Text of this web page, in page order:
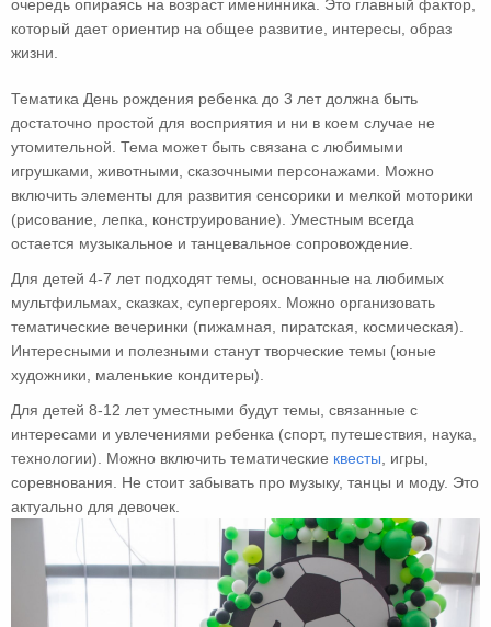
очередь опираясь на возраст именинника. Это главный фактор,
который дает ориентир на общее развитие, интересы, образ
жизни.
Тематика День рождения ребенка до 3 лет должна быть
достаточно простой для восприятия и ни в коем случае не
утомительной. Тема может быть связана с любимыми
игрушками, животными, сказочными персонажами. Можно
включить элементы для развития сенсорики и мелкой моторики
(рисование, лепка, конструирование). Уместным всегда
остается музыкальное и танцевальное сопровождение.
Для детей 4-7 лет подходят темы, основанные на любимых
мультфильмах, сказках, супергероях. Можно организовать
тематические вечеринки (пижамная, пиратская, космическая).
Интересными и полезными станут творческие темы (юные
художники, маленькие кондитеры).
Для детей 8-12 лет уместными будут темы, связанные с
интересами и увлечениями ребенка (спорт, путешествия, наука,
технологии). Можно включить тематические квесты , игры,
соревнования. Не стоит забывать про музыку, танцы и моду. Это
актуально для девочек.